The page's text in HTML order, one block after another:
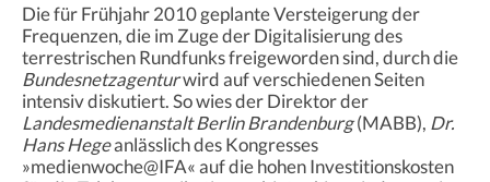
Die für Frühjahr 2010 geplante Versteigerung der
Frequenzen, die im Zuge der Digitalisierung des
terrestrischen Rundfunks freigeworden sind, durch die
Bundesnetzagenturwird auf verschiedenen Seiten
intensiv diskutiert. So wies der Direktor der
Landesmedienanstalt Berlin Brandenburg(MABB), Dr.
Hans Hegeanlässlich des Kongresses
»medienwoche@IFA« auf die hohen Investitionskosten